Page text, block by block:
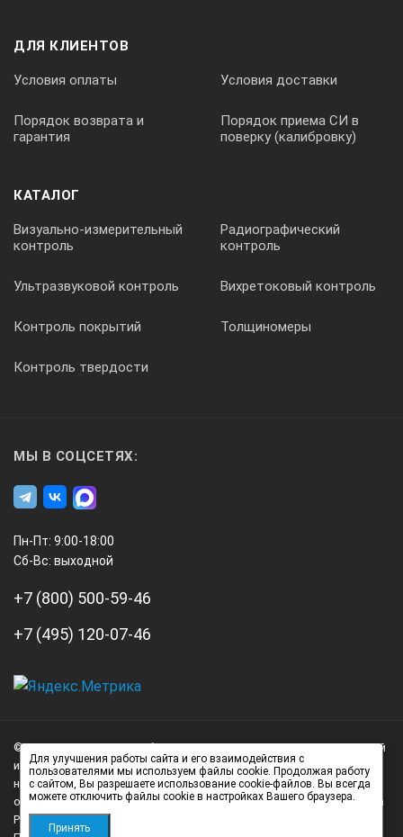
ДЛЯ КЛИЕНТОВ
Условия оплаты Условия доставки
Порядок возврата и
гарантия
Порядок приема СИ в
поверку (калибровку)
КАТАЛОГ
Визуально-измерительный
контроль
Радиографический
контроль
Ультразвуковой контроль Вихретоковый контроль
Контроль покрытий Толщиномеры
Контроль твердости
МЫ В СОЦСЕТЯХ:
Пн-Пт: 9:00-18:00
Сб-Вс: выходной
+7 (800) 500-59-46
+7 (495) 120-07-46
Нагорный
проезд
д.7
стр.
© 2026 А3 Инжиниринг Обращаем Ваше внимание на то, что данный
интернет-сайт носит исключительно информационный характер и
ни при каких условиях не является публичной офертой,
определяемой положениями статьи 437 (2) Гражданского кодекса
Российской Федерации.
Для улучшения работы сайта и его взаимодействия с
пользователями мы используем файлы cookie. Продолжая работу
с сайтом, Вы разрешаете использование cookie-файлов. Вы всегда
можете отключить файлы cookie в настройках Вашего браузера.
Принять